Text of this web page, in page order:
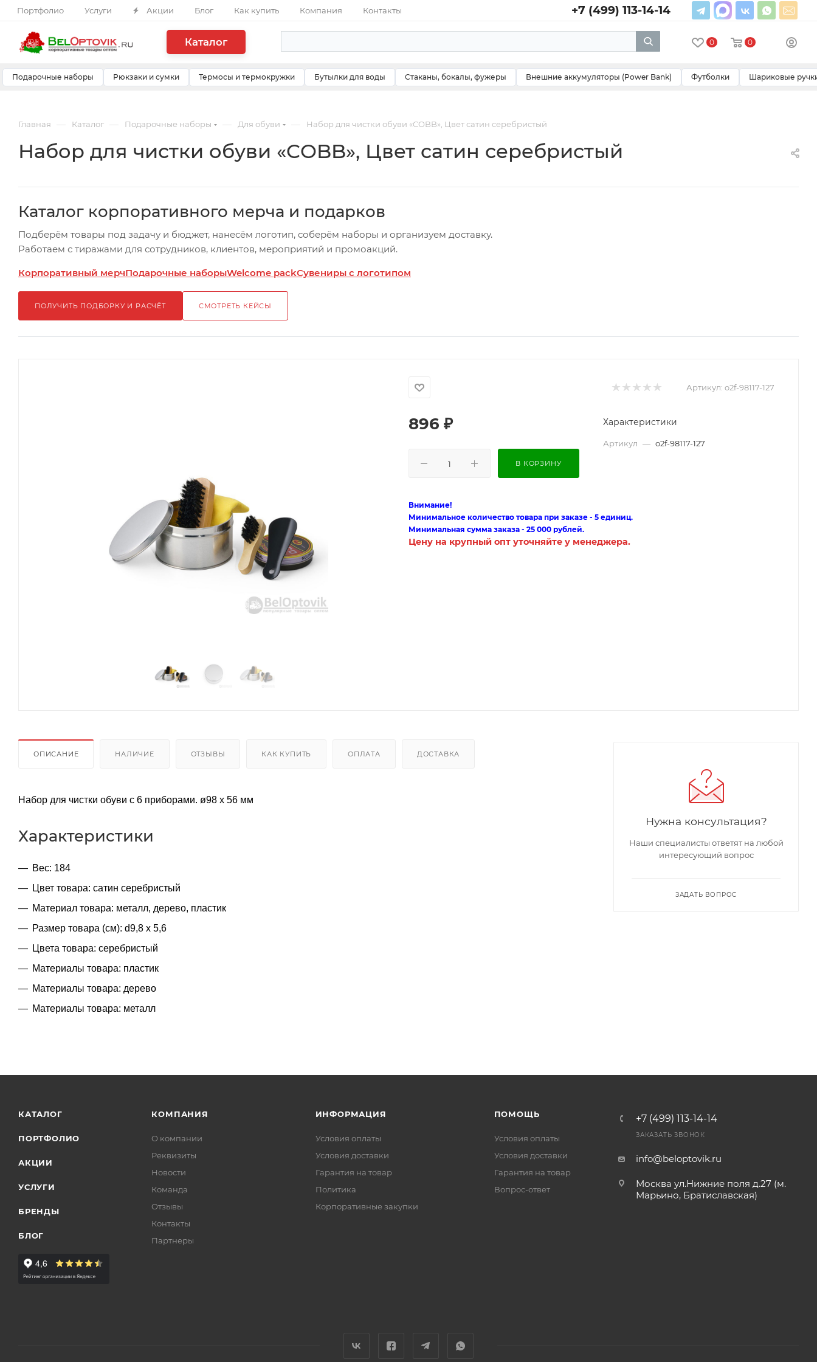
Портфолио Услуги Акции Блог Как купить Компания Контакты +7 (499) 113-14-14
Каталог 0 0
Подарочные наборы Рюкзаки и сумки Термосы и термокружки Бутылки для воды Стаканы, бокалы, фужеры Внешние аккумуляторы (Power Bank) Футболки Шариковые
Главная — Каталог — Подарочные наборы — Для обуви — Набор для чистки обуви «COBB», Цвет сатин серебристый
Набор для чистки обуви «COBB», Цвет сатин серебристый
Каталог корпоративного мерча и подарков
Подберём товары под задачу и бюджет, нанесём логотип, соберём наборы и организуем доставку.
Работаем с тиражами для сотрудников, клиентов, мероприятий и промоакций.
Корпоративный мерчПодарочные наборыWelcome packСувениры с логотипом
ПОЛУЧИТЬ ПОДБОРКУ И РАСЧЁТ СМОТРЕТЬ КЕЙСЫ
Артикул: o2f-98117-127
896 ₽
В КОРЗИНУ
Характеристики
Артикул — o2f-98117-127
Внимание!
Минимальное количество товара при заказе - 5 единиц.
Минимальная сумма заказа - 25 000 рублей.
Цену на крупный опт уточняйте у менеджера.
ОПИСАНИЕ НАЛИЧИЕ ОТЗЫВЫ КАК КУПИТЬ ОПЛАТА ДОСТАВКА
Набор для чистки обуви с 6 приборами. ø98 x 56 мм
Характеристики
Вес: 184
Цвет товара: сатин серебристый
Материал товара: металл, дерево, пластик
Размер товара (см): d9,8 x 5,6
Цвета товара: серебристый
Материалы товара: пластик
Материалы товара: дерево
Материалы товара: металл
Нужна консультация?
Наши специалисты ответят на любой
интересующий вопрос
ЗАДАТЬ ВОПРОС
КАТАЛОГ
ПОРТФОЛИО
АКЦИИ
УСЛУГИ
БРЕНДЫ
БЛОГ
КОМПАНИЯ
О компании
Реквизиты
Новости
Команда
Отзывы
Контакты
Партнеры
ИНФОРМАЦИЯ
Условия оплаты
Условия доставки
Гарантия на товар
Политика
Корпоративные закупки
ПОМОЩЬ
Условия оплаты
Условия доставки
Гарантия на товар
Вопрос-ответ
+7 (499) 113-14-14
ЗАКАЗАТЬ ЗВОНОК
info@beloptovik.ru
Москва ул.Нижние поля д.27 (м.
Марьино, Братиславская)